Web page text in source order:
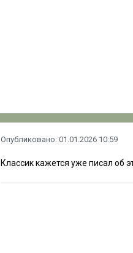
Опубликовано: 01.01.2026 10:59
Классик кажется уже писал об